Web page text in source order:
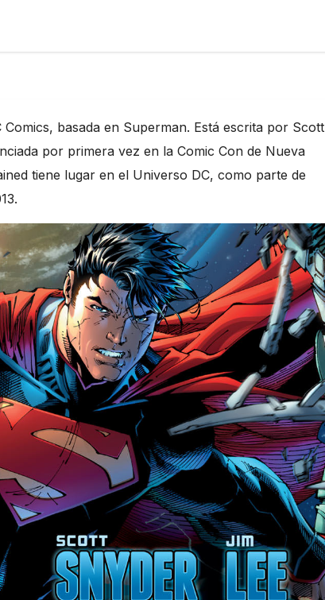
basada en Superman. Está escrita por Scott
por primera vez en la Comic Con de Nueva
tiene lugar en el Universo DC, como parte de